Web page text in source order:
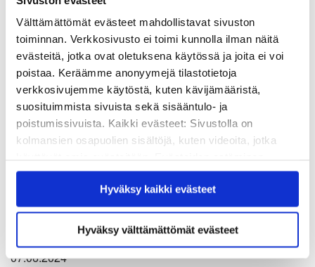
Välttämättömät evästeet mahdollistavat sivuston
toiminnan. Verkkosivusto ei toimi kunnolla ilman näitä
evästeitä, jotka ovat oletuksena käytössä ja joita ei voi
poistaa. Keräämme anonyymejä tilastotietoja
verkkosivujemme käytöstä, kuten kävijämääristä,
suosituimmista sivuista sekä sisääntulo- ja
poistumissivuista. Kaikki evästeet: Sivustolla on
kolmansien osapuolien sisältöjä, kuten videoita, jotka
saattaa estää näiden sisältöjen näkymisen.
Hyväksymällä kaikki evästeet varmistat, että kaikki
sisältö on käytettävissäsi.
Hyväksy kaikki evästeet
Hyväksy välttämättömät evästeet
Ajankohtaista
Sivistyksen rooli tekoälyn
kehityksessä puhutti viestijöiden
ProCom-päivässä
asiantuntijat valottivat tekoälyn ulottuvuuksia niin
strategisesta, operatiivisesta kuin inhimillisestäkin
näkökulmasta. Kvs-säätiö toi mukaan sivistyksen
näkökulmaa tapahtuman kumppanina.
07.06.2024